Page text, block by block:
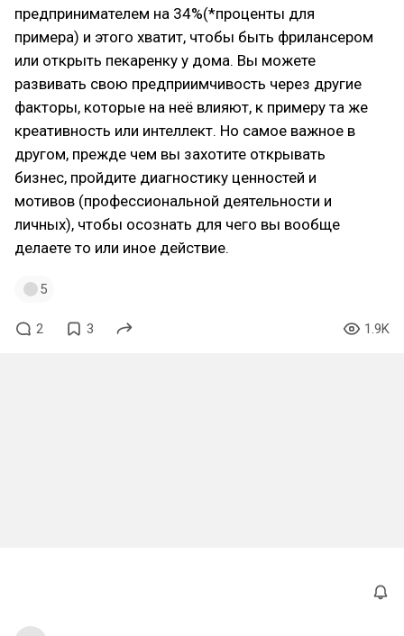
предпринимателем на 34%(*проценты для
примера) и этого хватит, чтобы быть фрилансером
или открыть пекаренку у дома. Вы можете
развивать свою предприимчивость через другие
факторы, которые на неё влияют, к примеру та же
креативность или интеллект. Но самое важное в
другом, прежде чем вы захотите открывать
бизнес, пройдите диагностику ценностей и
мотивов (профессиональной деятельности и
личных), чтобы осознать для чего вы вообще
делаете то или иное действие.
5
2 3 1.9K